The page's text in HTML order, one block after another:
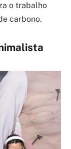
o trabalho
carbono.